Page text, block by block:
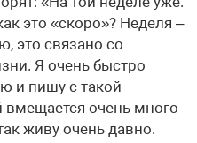
это «скоро»? Неделя –
это связано со
Я очень быстро
и пишу с такой
вмещается очень много
живу очень давно.